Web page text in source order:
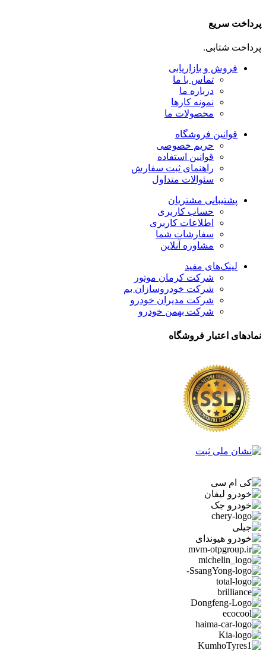
پرداخت سریع
پرداخت شتابی.
فروش و بازاریابی
تماس با ما
درباره ما
نمونه کارها
محصولات ما
قوانین فروشگاه
حریم خصوصی
قوانین استفاده
راهنمای ثبت سفارش
سئوالات متداول
پشتیبانی مشتریان
حساب کاربری
اطلاعات کاربری
سفارشات شما
مشاوره آنلاین
لینک‌های مفید
شرکت کرمان موتور
شرکت خودروسازان بم
شرکت مدیران خودرو
شرکت بهمن خودرو
نمادهای اعتبار فروشگاه